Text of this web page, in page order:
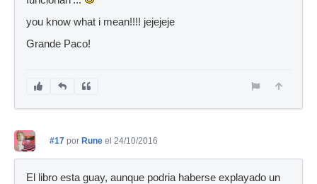
you know what i mean!!!! jejejeje
Grande Paco!
#17 por Rune el 24/10/2016
El libro esta guay, aunque podria haberse explayado un